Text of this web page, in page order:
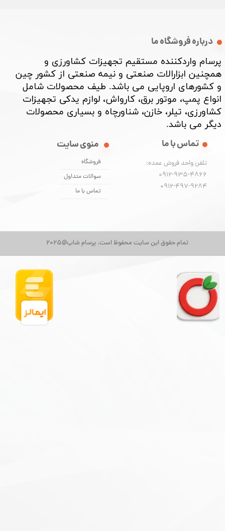
تمام حقوق این سایت محفوظ است. پرسام شاپ@2025
درباره فروشگاه ما
پرسام واردکننده مستقیم تجهیزات کشاورزی و
همچنین ابزارالات صنعتی و نیمه صنعتی از کشور چین
و کشورهای اروپایی می باشد. طیف محصولات شامل
انواع پمپ، موتور برق، کارواش، لوازم یدکی تجهیزات
کشاورزی، تیلر، خازن، شناورچاه و بسیاری محصولات
دیگر می باشد. ​​​​​​​
منوی سایت
فروشگاه
سوالات متداول
تماس با ما
تماس با ما
تلفن واحد فروش عمده:
0912-935-4866
​​​​​​​0912-497-9284